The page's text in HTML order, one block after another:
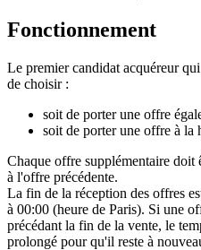
Fonctionnement
Le premier candidat acquéreur
de choisir :
soit de porter une offre
soit de porter une offre à la
Chaque offre supplémentaire doit
à l'offre précédente.
La fin de la réception des offres
à 00:00 (heure de Paris). Si une
précédant la fin de la vente, le
prolongé pour qu'il reste à